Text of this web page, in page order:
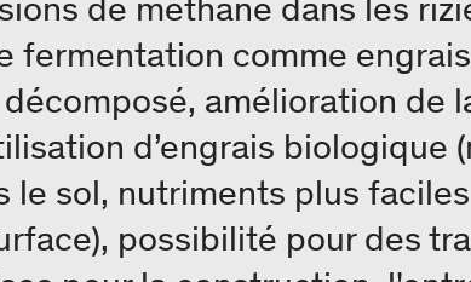
fermentation comme
amélioration de
d’engrais biologique
le sol, nutriments plus
possibilité pour des